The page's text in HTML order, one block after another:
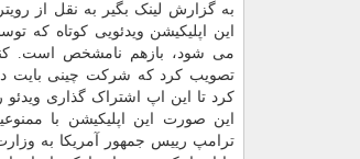
به گزارش لینک بگیر به نقل از
می شود، بازهم نامشخص است.
تصویب کرد که شرکت چینی بایت
این صورت این اپلیکیشن با
ترامپ رییس جمهور آمریکا به